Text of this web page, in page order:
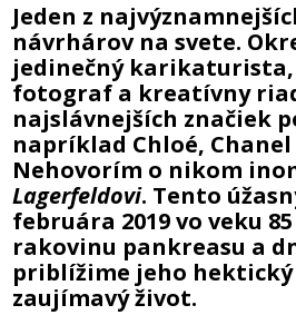
Jeden z
návrhárov na svete.
jedinečný karikaturista,
fotograf a kreatívny
najslávnejších značiek
napríklad Chloé, Chanel
Nehovorím o nikom
Lagerfeldovi. Tento
februára 2019 vo veku
rakovinu pankreasu a
priblížime jeho
zaujímavý život.